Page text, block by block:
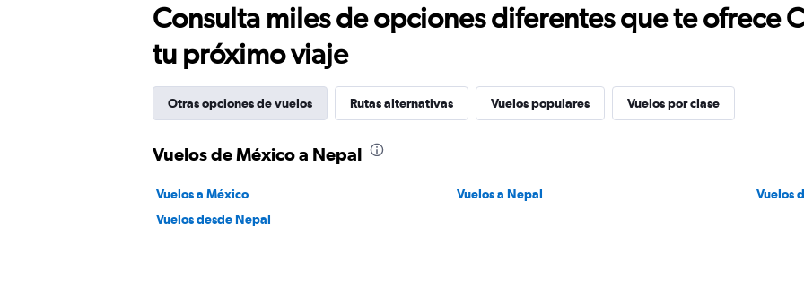
Consulta miles de opciones diferentes que te ofrece
tu próximo viaje
Otras opciones de vuelos Rutas alternativas Vuelos populares Vuelos por clase
Vuelos de México a Nepal
Vuelos a México Vuelos a Nepal
Vuelos
Vuelos desde Nepal